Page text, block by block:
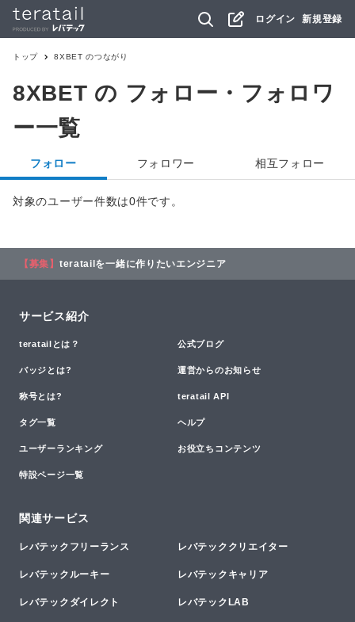
ログイン 新規登録
トップ 8XBET のつながり
8XBET の フォロー・フォロワ
ー一覧
フォロー フォロワー 相互フォロー
対象のユーザー件数は0件です。
【募集】 teratailを一緒に作りたいエンジニア
サービス紹介
teratailとは？ 公式ブログ
バッジとは? 運営からのお知らせ
称号とは? teratail API
タグ一覧 ヘルプ
ユーザーランキング お役立ちコンテンツ
特設ページ一覧
関連サービス
レバテックフリーランス レバテッククリエイター
レバテックルーキー レバテックキャリア
レバテックダイレクト レバテックLAB